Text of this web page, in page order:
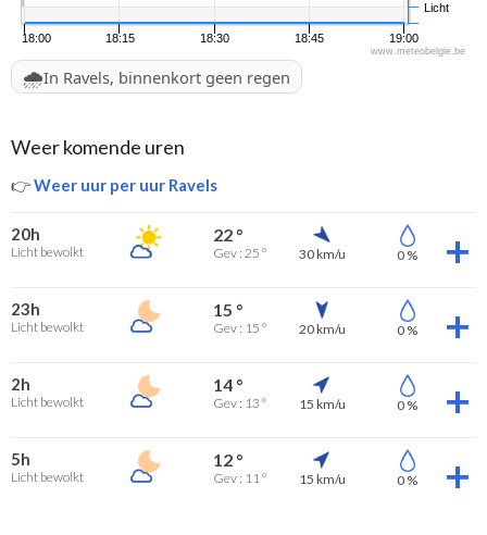
18:00 18:15 18:30 18:45 19:00
Licht
www.meteobelgie.be
🌧️In Ravels, binnenkort geen regen
Weer komende uren
👉Weer uur per uur Ravels
20h
Licht bewolkt
22 °
Gev : 25 ° 30 km/u 0 %
23h
Licht bewolkt
15 °
Gev : 15 ° 20 km/u 0 %
2h
Licht bewolkt
14 °
Gev : 13 ° 15 km/u 0 %
5h
Licht bewolkt
12 °
Gev : 11 ° 15 km/u 0 %